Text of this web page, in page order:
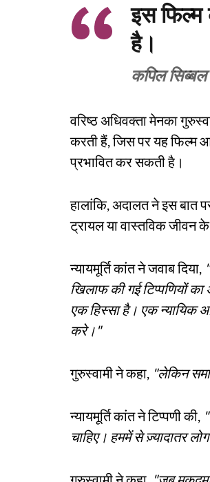
इस
है।
कपिल सिब्बल
वरिष्ठ अधिवक्ता मेनका
करती हैं, जिस पर यह फिल्म
प्रभावित कर सकती है।
हालांकि, अदालत ने इस बात
ट्रायल या वास्तविक जीवन
न्यायमूर्ति कांत ने जवाब दिया,
खिलाफ की गई टिप्पणियों
एक हिस्सा है। एक न्यायिक
करे।"
गुरुस्वामी ने कहा, "लेकिन
न्यायमूर्ति कांत ने टिप्पणी की,
चाहिए। हममें से ज़्यादातर